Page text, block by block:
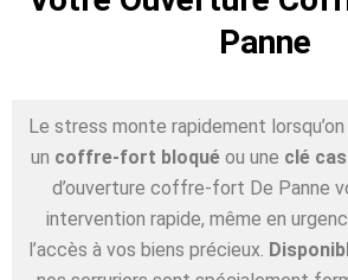
Panne
Le stress monte rapidement
un coffre-fort bloquéou une clé
d’ouverture coffre-fort De Panne
intervention rapide, même en
l’accès à vos biens précieux.